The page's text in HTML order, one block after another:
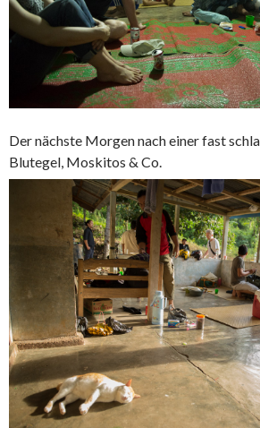
Der nächste Morgen nach einer fast
Blutegel, Moskitos & Co.